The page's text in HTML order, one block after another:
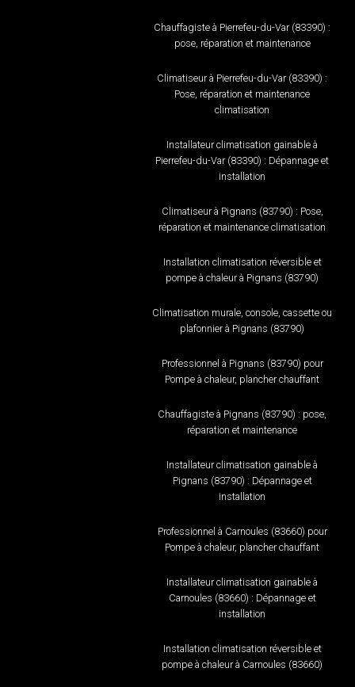
Chauffagiste à Pierrefeu-du-Var (83390) :
pose, réparation et maintenance
Climatiseur à Pierrefeu-du-Var (83390) :
Pose, réparation et maintenance
climatisation
Installateur climatisation gainable à
Pierrefeu-du-Var (83390) : Dépannage et
installation
Climatiseur à Pignans (83790) : Pose,
réparation et maintenance climatisation
Installation climatisation réversible et
pompe à chaleur à Pignans (83790)
Climatisation murale, console, cassette ou
plafonnier à Pignans (83790)
Professionnel à Pignans (83790) pour
Pompe à chaleur, plancher chauffant
Chauffagiste à Pignans (83790) : pose,
réparation et maintenance
Installateur climatisation gainable à
Pignans (83790) : Dépannage et
installation
Professionnel à Carnoules (83660) pour
Pompe à chaleur, plancher chauffant
Installateur climatisation gainable à
Carnoules (83660) : Dépannage et
installation
Installation climatisation réversible et
pompe à chaleur à Carnoules (83660)